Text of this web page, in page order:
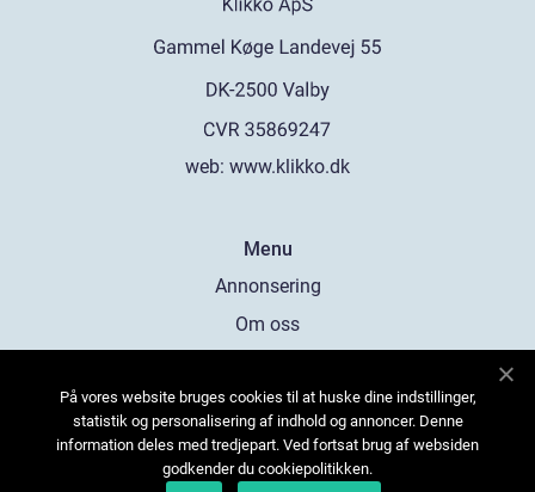
web: www.klikko.dk
Menu
Annonsering
Om oss
Kontakta oss
Sitemap
På vores website bruges cookies til at huske dine indstillinger,
statistik og personalisering af indhold og annoncer. Denne
information deles med tredjepart. Ved fortsat brug af websiden
godkender du cookiepolitikken.